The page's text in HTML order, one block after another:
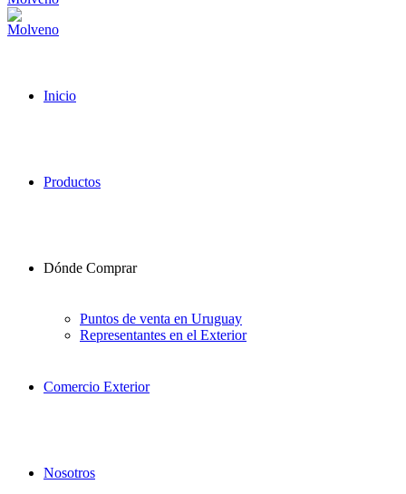
Inicio
Productos
Dónde Comprar
Puntos de venta en Uruguay
Representantes en el Exterior
Comercio Exterior
Nosotros